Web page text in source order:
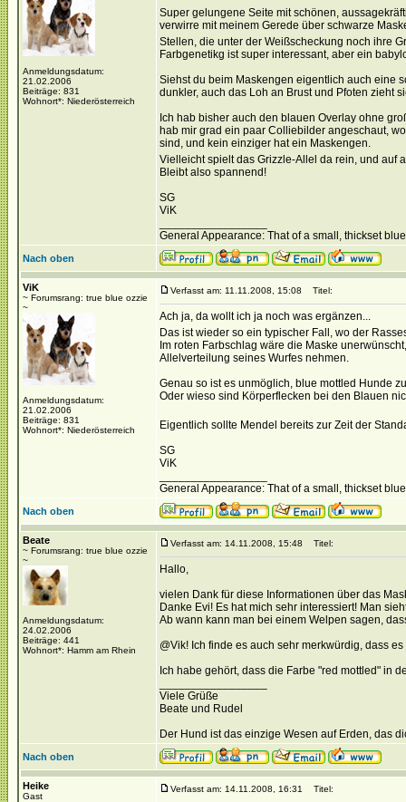
Anmeldungsdatum:
21.02.2006
Beiträge: 831
Wohnort*: Niederösterreich
Super gelungene Seite mit schönen,
verwirre mit meinem Gerede über schwarze
Stellen, die unter der Weißscheckung noch ihre
Farbgenetikg ist super interessant, aber ein
Siehst du beim Maskengen eigentlich auch eine
dunkler, auch das Loh an Brust und Pfoten zieht
Ich hab bisher auch den blauen Overlay ohne
hab mir grad ein paar Colliebilder angeschaut,
sind, und kein einziger hat ein Maskengen.
Vielleicht spielt das Grizzle-Allel da rein, und auf
Bleibt also spannend!
SG
ViK
General Appearance: That of a small, thickset
Nach oben
ViK
~ Forumsrang: true blue ozzie
~
Anmeldungsdatum:
21.02.2006
Beiträge: 831
Wohnort*: Niederösterreich
Verfasst am: 11.11.2008, 15:08 Titel:
Ach ja, da wollt ich ja noch was ergänzen...
Das ist wieder so ein typischer Fall, wo der
Im roten Farbschlag wäre die Maske
Allelverteilung seines Wurfes nehmen.
Genau so ist es unmöglich, blue mottled Hunde
Oder wieso sind Körperflecken bei den Blauen
Eigentlich sollte Mendel bereits zur Zeit der
SG
ViK
General Appearance: That of a small, thickset
Nach oben
Beate
~ Forumsrang: true blue ozzie
~
Anmeldungsdatum:
24.02.2006
Beiträge: 441
Wohnort*: Hamm am Rhein
Verfasst am: 14.11.2008, 15:48 Titel:
Hallo,
vielen Dank für diese Informationen über das
Danke Evi! Es hat mich sehr interessiert! Man
Ab wann kann man bei einem Welpen sagen,
@Vik! Ich finde es auch sehr merkwürdig, dass
Ich habe gehört, dass die Farbe "red mottled" in
Viele Grüße
Beate und Rudel
Der Hund ist das einzige Wesen auf Erden, das
Nach oben
Heike
Gast
Verfasst am: 14.11.2008, 16:31 Titel: